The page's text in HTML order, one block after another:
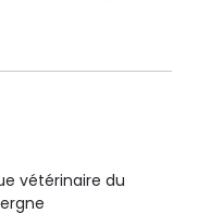
vétérinaire du